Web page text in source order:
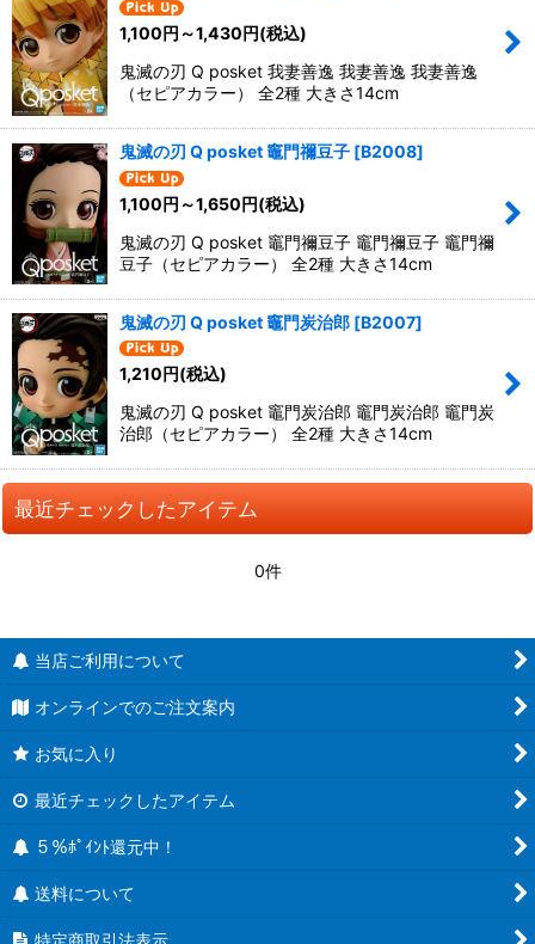
1,100円 ～1,430円(税込)
鬼滅の刃 Q posket 我妻善逸 我妻善逸 我妻善逸
（セピアカラー） 全2種 大きさ14cm
鬼滅の刃 Q posket 竈門禰豆子 [B2008]
1,100円 ～1,650円(税込)
鬼滅の刃 Q posket 竈門禰豆子 竈門禰豆子 竈門禰
豆子（セピアカラー） 全2種 大きさ14cm
鬼滅の刃 Q posket 竈門炭治郎 [B2007]
1,210円(税込)
鬼滅の刃 Q posket 竈門炭治郎 竈門炭治郎 竈門炭
治郎（セピアカラー） 全2種 大きさ14cm
最近チェックしたアイテム
0件
当店ご利用について
オンラインでのご注文案内
お気に入り
最近チェックしたアイテム
５％ﾎﾟｲﾝﾄ還元中！
送料について